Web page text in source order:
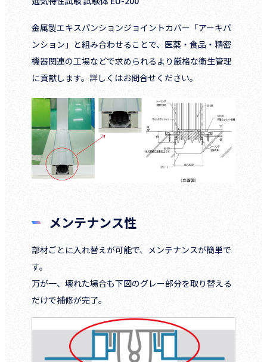
金属製エキスパンションジョイントカバー「アーキパ
ンション」と組み合わせることで、医薬・食品・精密
機器関連の工場などで求められるより厳格な衛生管理
に貢献します。詳しくはお問合せください。
メンテナンス性
部材ごとに入れ替えが可能で、メンテナンスが簡単で
す。
万が一、壊れた場合も下図のグレー部分を取り替える
だけで補修が完了。